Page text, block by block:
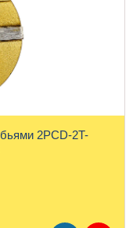
2PCD-2T-